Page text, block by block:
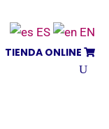
ES
EN
TIENDA ONLINE